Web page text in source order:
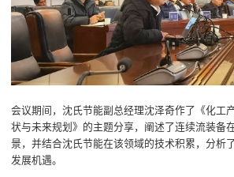
会议期间，沈氏节能副总经理沈泽奇作了《化工
状与未来规划》的主题分享，阐述了连续流装备
景，并结合沈氏节能在该领域的技术积累，分析
发展机遇。